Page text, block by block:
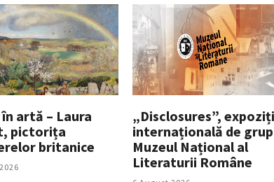
artă – Laura
pictorița
britanice
„Disclosures”,
internațională de
Muzeul Național al
Literaturii Române